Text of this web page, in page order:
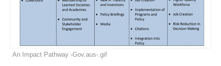
An Impact Pathway -Gov.aus-.gif